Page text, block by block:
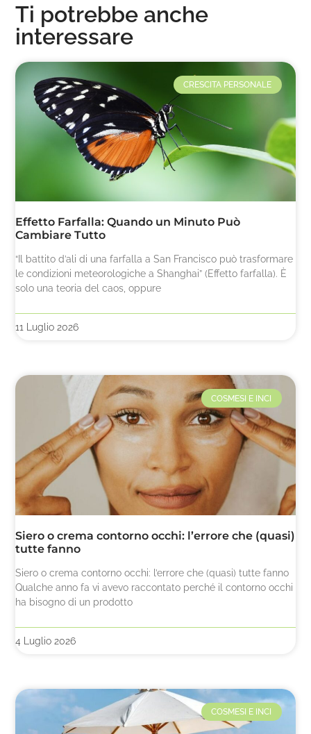
Ti potrebbe anche
interessare
CRESCITA PERSONALE
Effetto Farfalla: Quando un Minuto Può
Cambiare Tutto
“Il battito d’ali di una farfalla a San Francisco può trasformare
le condizioni meteorologiche a Shanghai” (Effetto farfalla). È
solo una teoria del caos, oppure
11 Luglio 2026
COSMESI E INCI
Siero o crema contorno occhi: l’errore che (quasi)
tutte fanno
Siero o crema contorno occhi: l’errore che (quasi) tutte fanno
Qualche anno fa vi avevo raccontato perché il contorno occhi
ha bisogno di un prodotto
4 Luglio 2026
COSMESI E INCI